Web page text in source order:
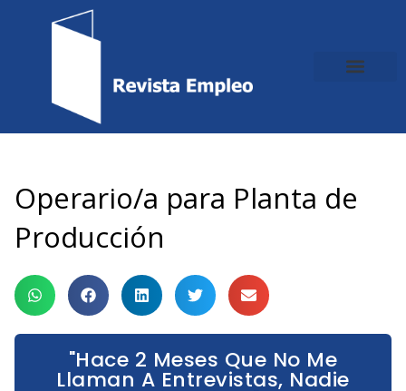
Operario/a para Planta de
Producción
"Hace 2 Meses Que No Me
Llaman A Entrevistas, Nadie